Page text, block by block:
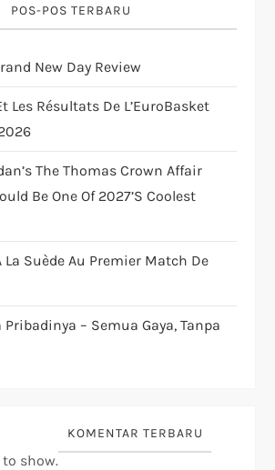
POS-POS TERBARU
New Day Review
Les Résultats De L’EuroBasket
The Thomas Crown Affair
Be One Of 2027’s Coolest
La Suède Au Premier Match De
– Semua Gaya, Tanpa
show.
KOMENTAR TERBARU